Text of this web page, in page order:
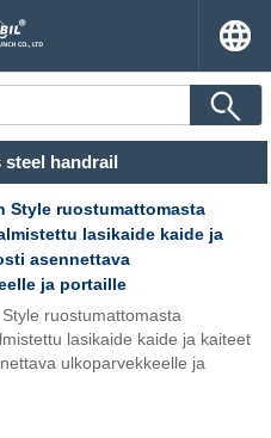
steel handrail
Style ruostumattomasta
lasikaide kaide ja
asennettava
ja portaille
ruostumattomasta
lasikaide kaide ja kaiteet
ulkoparvekkeelle ja